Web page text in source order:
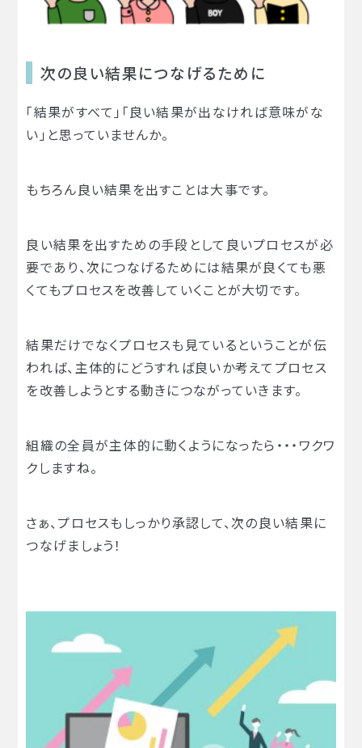
次の良い結果につなげるために
「結果がすべて」「良い結果が出なければ意味がな
い」と思っていませんか。
もちろん良い結果を出すことは大事です。
良い結果を出すための手段として良いプロセスが必
要であり、次につなげるためには結果が良くても悪
くてもプロセスを改善していくことが大切です。
結果だけでなくプロセスも見ているということが伝
われば、主体的にどうすれば良いか考えてプロセス
を改善しようとする動きにつながっていきます。
組織の全員が主体的に動くようになったら・・・ワクワ
クしますね。
さぁ、プロセスもしっかり承認して、次の良い結果に
つなげましょう！